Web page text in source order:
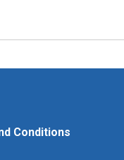
Conditions